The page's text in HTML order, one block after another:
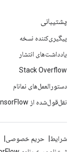
پشتیبانی
پیگیری‌کننده نسخه
یادداشت‌های انتشار
Stack Overflow
دستورالعمل‌های نمانام
نقل‌قول‌شده از TensorFlow
شرایط حریم خصوصی